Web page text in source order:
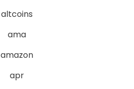
altcoins
ama
amazon
apr